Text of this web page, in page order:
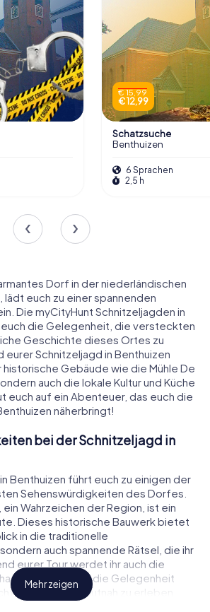
€ 15,99
€ 12,99
Schatzsuche
Benthuizen
6 Sprachen
2,5 h
Dorf in der niederländischen
lädt euch zu einer spannenden
Die myCityHunt Schnitzeljagden in
die Gelegenheit, die versteckten
Geschichte dieses Ortes zu
eurer Schnitzeljagd in Benthuizen
historische Gebäude wie die Mühle De
auch die lokale Kultur und Küche
euch auf ein Abenteuer, das euch die
näherbringt!
bei der Schnitzeljagd in
Benthuizen führt euch zu einigen der
Sehenswürdigkeiten des Dorfes.
ein Wahrzeichen der Region, ist ein
Dieses historische Bauwerk bietet
in die traditionelle
auch spannende Rätsel, die ihr
eurer Tour werdet ihr auch die
genießen und die Gelegenheit
der Region hautnah zu erleben.
Mehr zeigen